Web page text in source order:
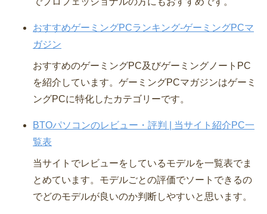
おすすめゲーミングPCランキング-ゲーミングPCマ
ガジン
おすすめのゲーミングPC及びゲーミングノートPC
を紹介しています。ゲーミングPCマガジンはゲーミ
ングPCに特化したカテゴリーです。
BTOパソコンのレビュー・評判 | 当サイト紹介PC一
覧表
当サイトでレビューをしているモデルを一覧表でま
とめています。モデルごとの評価でソートできるの
でどのモデルが良いのか判断しやすいと思います。